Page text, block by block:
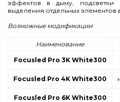
эффектов в дыму, подсветки
выделения отдельных элементов
Возможные модификации:
Наименование
Focusled Pro 3K White300
Focusled Pro 4K White300
Focusled Pro 6K White300